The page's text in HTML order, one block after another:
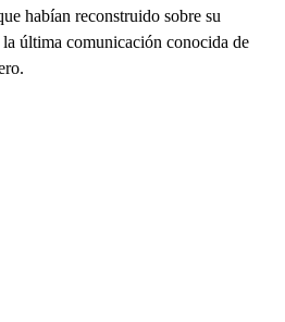
habían reconstruido sobre su
última comunicación conocida de